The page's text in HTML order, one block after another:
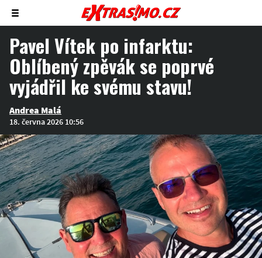
Zobrazit/skrýt
menu
Pavel Vítek po infarktu:
Oblíbený zpěvák se poprvé
vyjádřil ke svému stavu!
Andrea Malá
18. června 2026 10:56